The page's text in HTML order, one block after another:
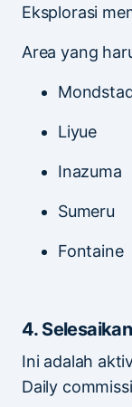
Eksplorasi
Area yang
Liyue
Inazuma
Sumeru
Fontaine
4.
Ini adalah
Daily